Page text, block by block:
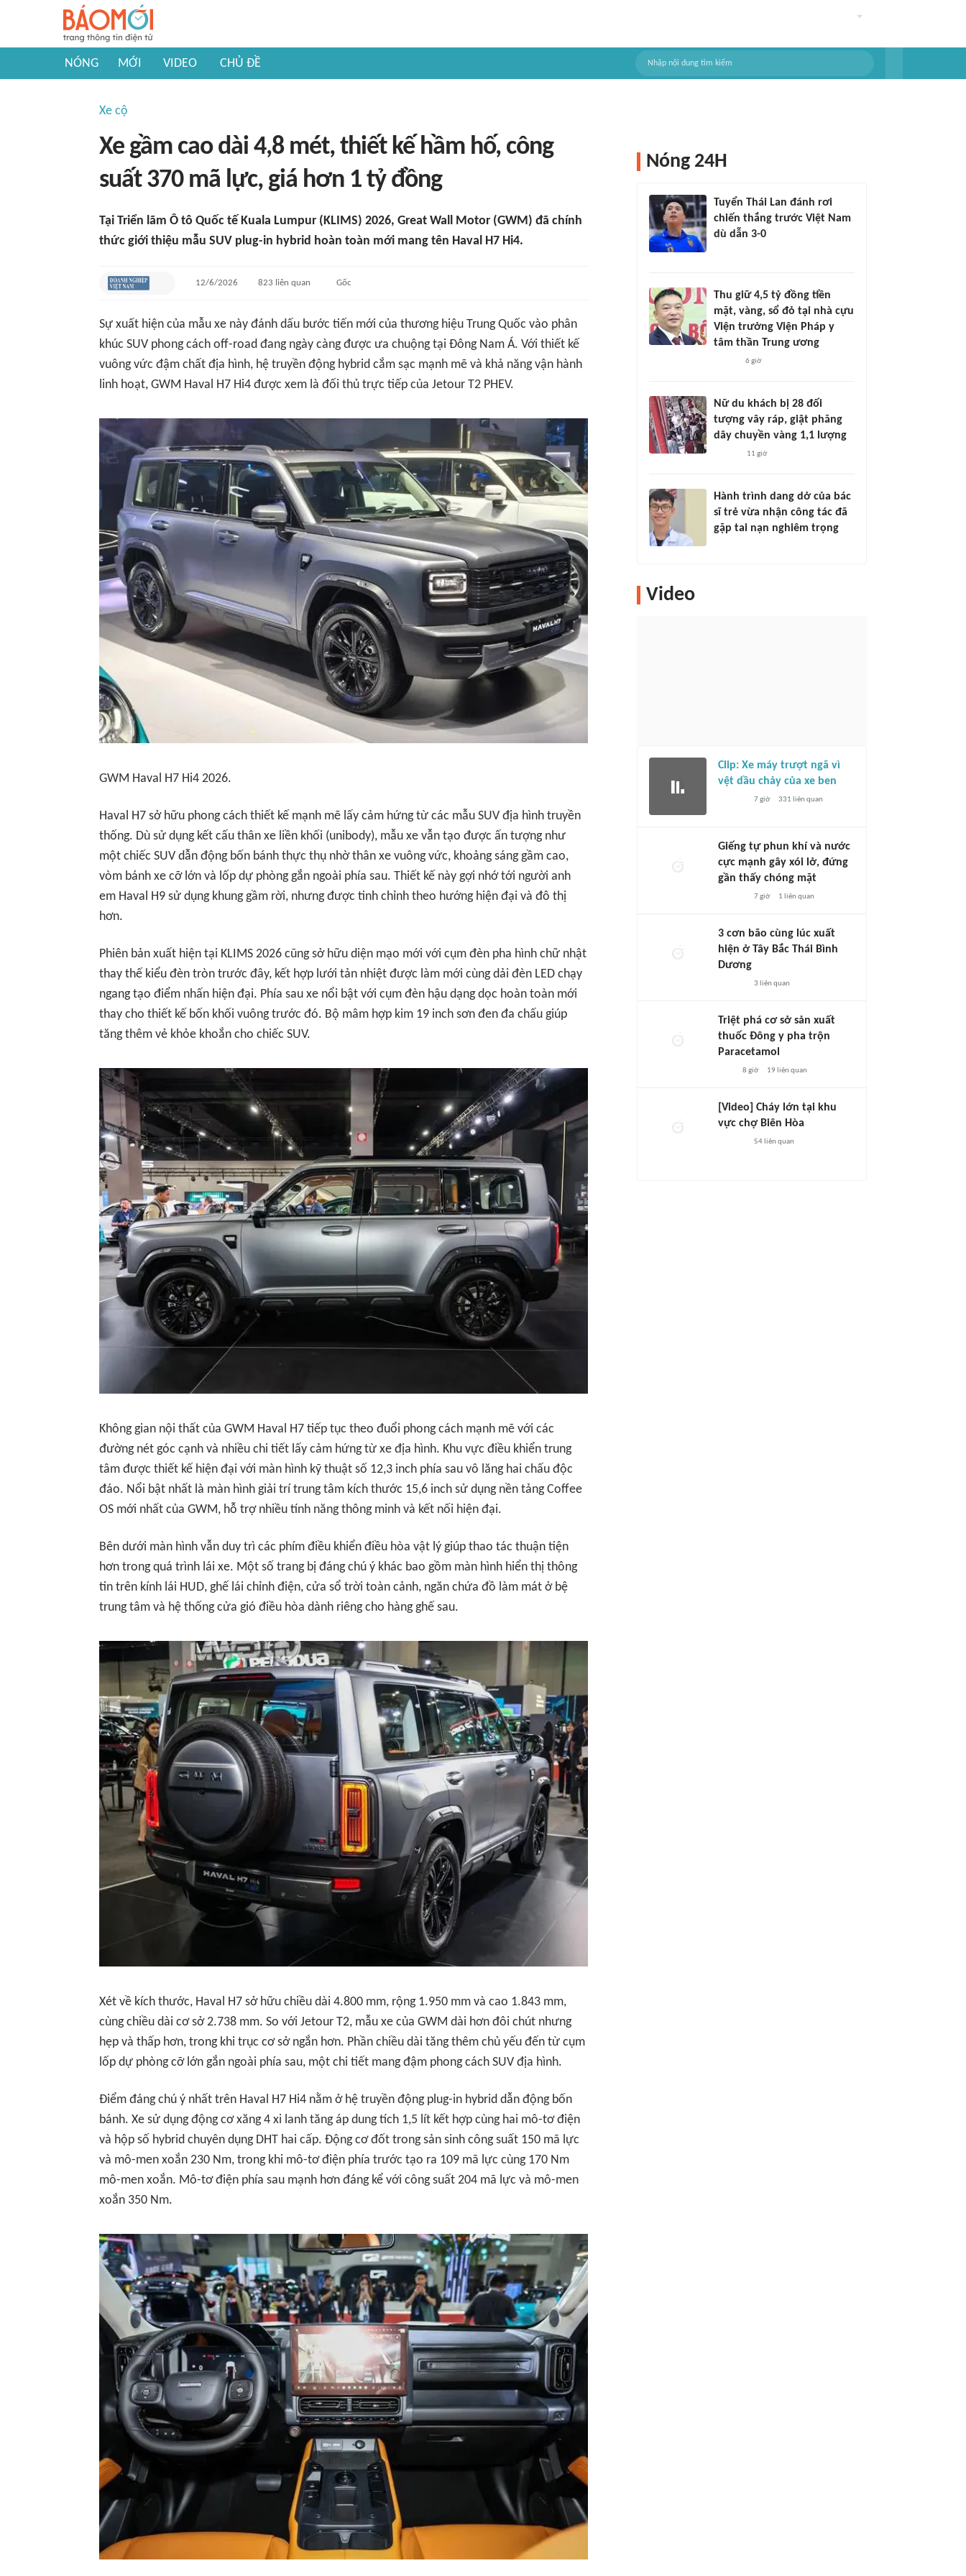
NÓNG MỚI VIDEO CHỦ ĐỀ
Xe cộ
Xe gầm cao dài 4,8 mét, thiết kế hầm hố, công
suất 370 mã lực, giá hơn 1 tỷ đồng
Tại Triển lãm Ô tô Quốc tế Kuala Lumpur (KLIMS) 2026, Great Wall Motor (GWM) đã chính
thức giới thiệu mẫu SUV plug-in hybrid hoàn toàn mới mang tên Haval H7 Hi4.
12/6/2026 823 liên quan Gốc
Sự xuất hiện của mẫu xe này đánh dấu bước tiến mới của thương hiệu Trung Quốc vào phân
khúc SUV phong cách off-road đang ngày càng được ưa chuộng tại Đông Nam Á. Với thiết kế
vuông vức đậm chất địa hình, hệ truyền động hybrid cắm sạc mạnh mẽ và khả năng vận hành
linh hoạt, GWM Haval H7 Hi4 được xem là đối thủ trực tiếp của Jetour T2 PHEV.
GWM Haval H7 Hi4 2026.
Haval H7 sở hữu phong cách thiết kế mạnh mẽ lấy cảm hứng từ các mẫu SUV địa hình truyền
thống. Dù sử dụng kết cấu thân xe liền khối (unibody), mẫu xe vẫn tạo được ấn tượng như
một chiếc SUV dẫn động bốn bánh thực thụ nhờ thân xe vuông vức, khoảng sáng gầm cao,
vòm bánh xe cỡ lớn và lốp dự phòng gắn ngoài phía sau. Thiết kế này gợi nhớ tới người anh
em Haval H9 sử dụng khung gầm rời, nhưng được tinh chỉnh theo hướng hiện đại và đô thị
hơn.
Phiên bản xuất hiện tại KLIMS 2026 cũng sở hữu diện mạo mới với cụm đèn pha hình chữ nhật
thay thế kiểu đèn tròn trước đây, kết hợp lưới tản nhiệt được làm mới cùng dải đèn LED chạy
ngang tạo điểm nhấn hiện đại. Phía sau xe nổi bật với cụm đèn hậu dạng dọc hoàn toàn mới
thay cho thiết kế bốn khối vuông trước đó. Bộ mâm hợp kim 19 inch sơn đen đa chấu giúp
tăng thêm vẻ khỏe khoắn cho chiếc SUV.
Không gian nội thất của GWM Haval H7 tiếp tục theo đuổi phong cách mạnh mẽ với các
đường nét góc cạnh và nhiều chi tiết lấy cảm hứng từ xe địa hình. Khu vực điều khiển trung
tâm được thiết kế hiện đại với màn hình kỹ thuật số 12,3 inch phía sau vô lăng hai chấu độc
đáo. Nổi bật nhất là màn hình giải trí trung tâm kích thước 15,6 inch sử dụng nền tảng Coffee
OS mới nhất của GWM, hỗ trợ nhiều tính năng thông minh và kết nối hiện đại.
Bên dưới màn hình vẫn duy trì các phím điều khiển điều hòa vật lý giúp thao tác thuận tiện
hơn trong quá trình lái xe. Một số trang bị đáng chú ý khác bao gồm màn hình hiển thị thông
tin trên kính lái HUD, ghế lái chỉnh điện, cửa sổ trời toàn cảnh, ngăn chứa đồ làm mát ở bệ
trung tâm và hệ thống cửa gió điều hòa dành riêng cho hàng ghế sau.
Xét về kích thước, Haval H7 sở hữu chiều dài 4.800 mm, rộng 1.950 mm và cao 1.843 mm,
cùng chiều dài cơ sở 2.738 mm. So với Jetour T2, mẫu xe của GWM dài hơn đôi chút nhưng
hẹp và thấp hơn, trong khi trục cơ sở ngắn hơn. Phần chiều dài tăng thêm chủ yếu đến từ cụm
lốp dự phòng cỡ lớn gắn ngoài phía sau, một chi tiết mang đậm phong cách SUV địa hình.
Điểm đáng chú ý nhất trên Haval H7 Hi4 nằm ở hệ truyền động plug-in hybrid dẫn động bốn
bánh. Xe sử dụng động cơ xăng 4 xi lanh tăng áp dung tích 1,5 lít kết hợp cùng hai mô-tơ điện
và hộp số hybrid chuyên dụng DHT hai cấp. Động cơ đốt trong sản sinh công suất 150 mã lực
và mô-men xoắn 230 Nm, trong khi mô-tơ điện phía trước tạo ra 109 mã lực cùng 170 Nm
mô-men xoắn. Mô-tơ điện phía sau mạnh hơn đáng kể với công suất 204 mã lực và mô-men
xoắn 350 Nm.
Nóng 24H
Tuyển Thái Lan đánh rơi
chiến thắng trước Việt Nam
dù dẫn 3-0
Thu giữ 4,5 tỷ đồng tiền
mặt, vàng, sổ đỏ tại nhà cựu
Viện trưởng Viện Pháp y
tâm thần Trung ương
6 giờ
Nữ du khách bị 28 đối
tượng vây ráp, giật phăng
dây chuyền vàng 1,1 lượng
11 giờ
Hành trình dang dở của bác
sĩ trẻ vừa nhận công tác đã
gặp tai nạn nghiêm trọng
Video
Clip: Xe máy trượt ngã vì
vệt dầu chảy của xe ben
7 giờ 331 liên quan
Giếng tự phun khí và nước
cực mạnh gây xói lở, đứng
gần thấy chóng mặt
7 giờ 1 liên quan
3 cơn bão cùng lúc xuất
hiện ở Tây Bắc Thái Bình
Dương
3 liên quan
Triệt phá cơ sở sản xuất
thuốc Đông y pha trộn
Paracetamol
8 giờ 19 liên quan
[Video] Cháy lớn tại khu
vực chợ Biên Hòa
54liên quan